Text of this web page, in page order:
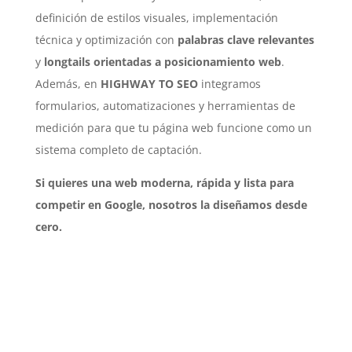
definición de estilos visuales, implementación
técnica y optimización con palabras clave relevantes
y longtails orientadas a posicionamiento web.
Además, en HIGHWAY TO SEOintegramos
formularios, automatizaciones y herramientas de
medición para que tu página web funcione como un
sistema completo de captación.
Si quieres una web moderna, rápida y lista para
competir en Google, nosotros la diseñamos desde
cero.